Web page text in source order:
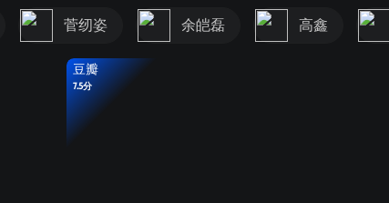
菅纫姿 余皑磊 高鑫
豆瓣
7.5分